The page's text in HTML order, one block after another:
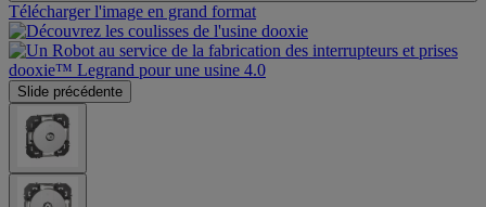
Télécharger l'image en grand format
Slide précédente